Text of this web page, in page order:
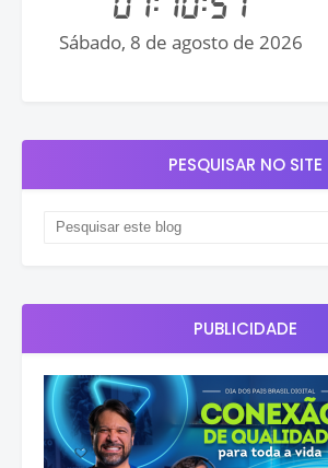
PESQUISAR NO SITE
PUBLICIDADE